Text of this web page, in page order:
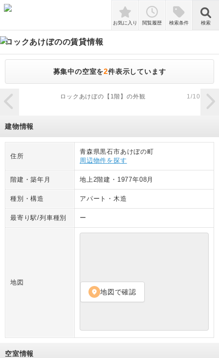
検索
お気に入り 閲覧履歴 検索条件 検索
ロックあけぼのの賃貸情報
募集中の空室を2件表示しています
zoom_in
ロックあけぼの【1階】の外観 1/10
建物情報
住所
青森県黒石市あけぼの町
周辺物件を探す
階建・築年月 地上2階建 ・ 1977年08月
種別・構造 アパート ・ 木造
最寄り駅/列車種別 ー
地図
location_on 地図で確認
空室情報